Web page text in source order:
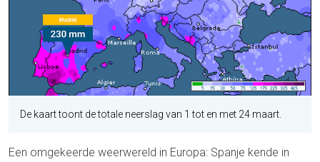
De kaart toont de totale neerslag van 1 tot en met 24 maart.
Een omgekeerde weerwereld in Europa: Spanje kende in